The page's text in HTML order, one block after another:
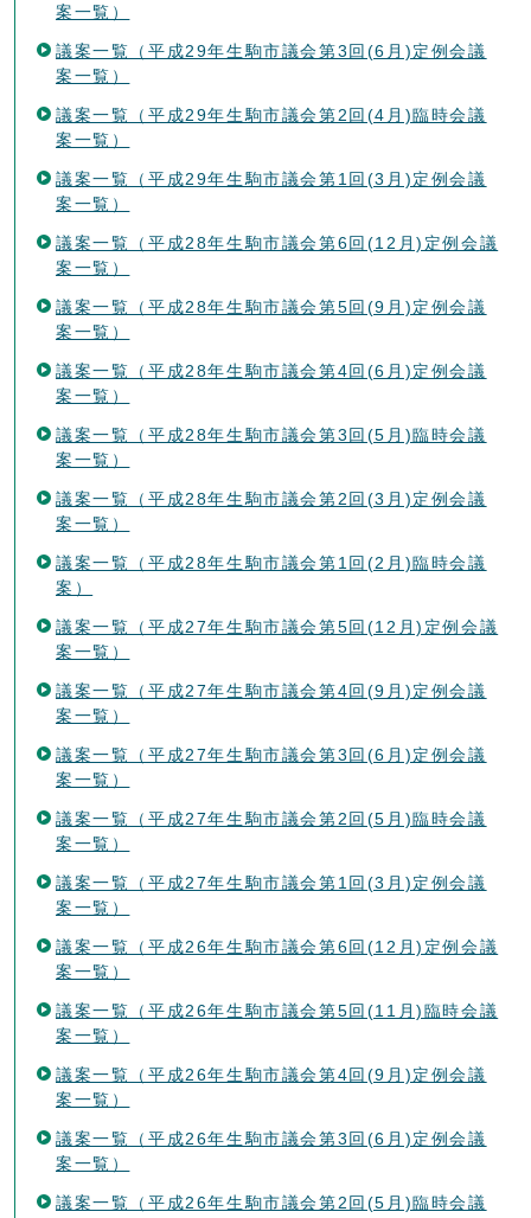
案一覧）
議案一覧（平成29年生駒市議会第3回(6月)定例会議
案一覧）
議案一覧（平成29年生駒市議会第2回(4月)臨時会議
案一覧）
議案一覧（平成29年生駒市議会第1回(3月)定例会議
案一覧）
議案一覧（平成28年生駒市議会第6回(12月)定例会議
案一覧）
議案一覧（平成28年生駒市議会第5回(9月)定例会議
案一覧）
議案一覧（平成28年生駒市議会第4回(6月)定例会議
案一覧）
議案一覧（平成28年生駒市議会第3回(5月)臨時会議
案一覧）
議案一覧（平成28年生駒市議会第2回(3月)定例会議
案一覧）
議案一覧（平成28年生駒市議会第1回(2月)臨時会議
案）
議案一覧（平成27年生駒市議会第5回(12月)定例会議
案一覧）
議案一覧（平成27年生駒市議会第4回(9月)定例会議
案一覧）
議案一覧（平成27年生駒市議会第3回(6月)定例会議
案一覧）
議案一覧（平成27年生駒市議会第2回(5月)臨時会議
案一覧）
議案一覧（平成27年生駒市議会第1回(3月)定例会議
案一覧）
議案一覧（平成26年生駒市議会第6回(12月)定例会議
案一覧）
議案一覧（平成26年生駒市議会第5回(11月)臨時会議
案一覧）
議案一覧（平成26年生駒市議会第4回(9月)定例会議
案一覧）
議案一覧（平成26年生駒市議会第3回(6月)定例会議
案一覧）
議案一覧（平成26年生駒市議会第2回(5月)臨時会議